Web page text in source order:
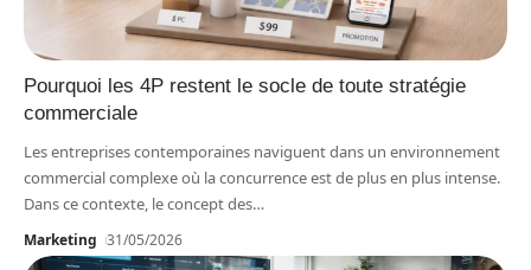
Pourquoi les 4P restent le socle de toute stratégie
commerciale
Les entreprises contemporaines naviguent dans un environnement
commercial complexe où la concurrence est de plus en plus intense.
Dans ce contexte, le concept des…
Marketing 31/05/2026